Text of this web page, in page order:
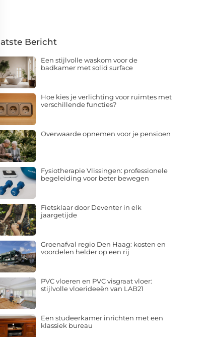
Bericht
Een stijlvolle waskom voor de
badkamer met solid surface
Hoe kies je verlichting voor ruimtes met
verschillende functies?
Overwaarde opnemen voor je pensioen
Fysiotherapie Vlissingen: professionele
begeleiding voor beter bewegen
Fietsklaar door Deventer in elk
jaargetijde
Groenafval regio Den Haag: kosten en
voordelen helder op een rij
PVC vloeren en PVC visgraat vloer:
stijlvolle vloerideeën van LAB21
Een studeerkamer inrichten met een
klassiek bureau